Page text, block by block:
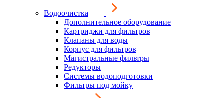
Водоочистка
Дополнительное оборудование
Картриджи для фильтров
Клапаны для воды
Корпус для фильтров
Магистральные фильтры
Редукторы
Системы водоподготовки
Фильтры под мойку